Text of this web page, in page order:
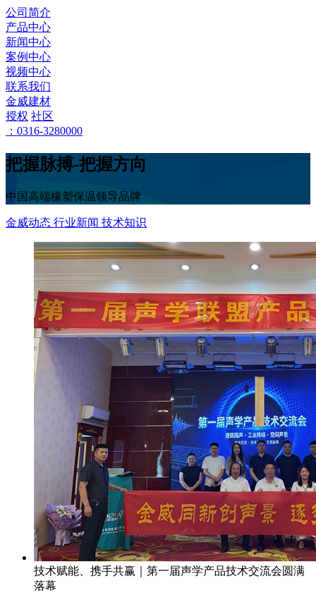
公司简介
产品中心
新闻中心
案例中心
视频中心
联系我们
金威建材
授权 社区
：0316-3280000
把握脉搏-把握方向
中国高端橡塑保温领导品牌
金威动态 行业新闻 技术知识
技术赋能、携手共赢｜第一届声学产品技术交流会圆满
落幕